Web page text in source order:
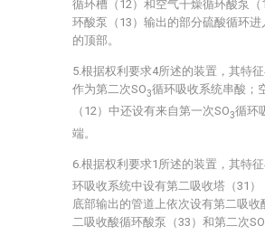
循环槽（12）和空气干燥循环酸泵
环酸泵（13）输出的部分硫酸循环进
的顶部。
5.根据权利要求4所述的装置，其特
作为第二次SO3循环吸收系统串酸；
（12）中还设有来自第一次SO3循环
端。
6.根据权利要求1所述的装置，其特
环吸收系统中设有第二吸收塔（31）
底部输出的管道上依次设有第二吸收
二吸收酸循环酸泵（33）和第二次SO